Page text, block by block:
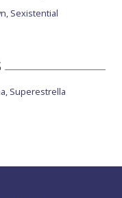
Sexistential
Superestrella